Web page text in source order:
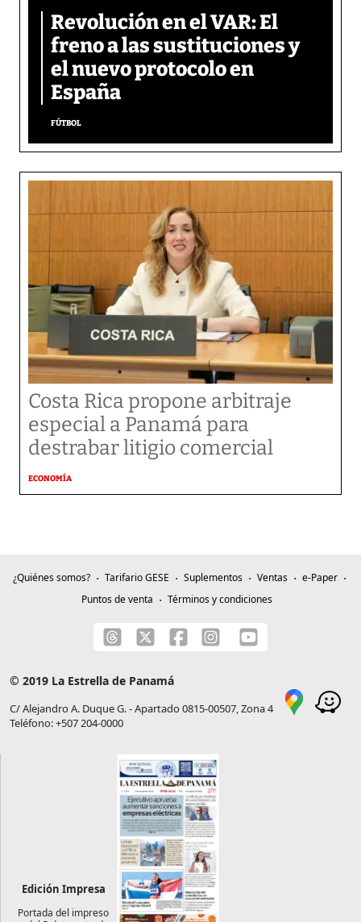
Revolución en el VAR: El
freno a las sustituciones y
el nuevo protocolo en
España
FÚTBOL
Costa Rica propone arbitraje
especial a Panamá para
destrabar litigio comercial
ECONOMÍA
¿Quiénes somos? Tarifario GESE Suplementos Ventas
e-Paper
Puntos de venta
Términos y condiciones
© 2019 La Estrella de Panamá
C/ Alejandro A. Duque G. - Apartado 0815-00507, Zona 4
Teléfono: +507 204-0000
Edición Impresa
Portada del impreso